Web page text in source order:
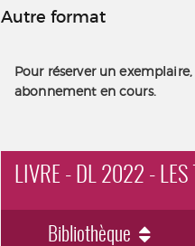
Autre format
Pour réserver un
abonnement en cours.
LIVRE - DL 2022 - LES
Bibliothèque